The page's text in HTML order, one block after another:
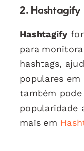
2. Hashtagify
Hashtagify
para
hashtags,
populares em
também pode
popularidade
mais em